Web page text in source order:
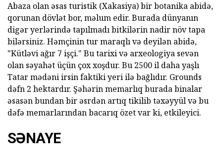
Abaza olan əsas turistik (Xakasiya) bir botanika abidə,
qorunan dövlət bor, məlum edir. Burada dünyanın
digər yerlərində tapılmadı bitkilərin nadir növ tapa
bilərsiniz. Həmçinin tur maraqlı və deyilən abidə,
"Kütləvi ağır 7 işçi." Bu tarixi və arxeologiya sevən
olan səyahət üçün çox xoşdur. Bu 2500 il daha yaşlı
Tatar mədəni irsin faktiki yeri ilə bağlıdır. Grounds
dəfn 2 hektardır. Şəhərin memarlıq burada binalar
əsasən bundan bir əsrdən artıq tikilib təxəyyül və bu
dəfə memarlarından bacarıq özet var ki, etkileyici.
SƏNAYE